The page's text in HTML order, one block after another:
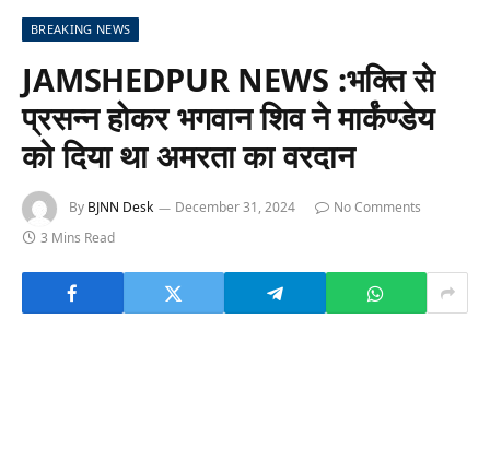
BREAKING NEWS
JAMSHEDPUR NEWS :भक्ति से
प्रसन्न होकर भगवान शिव ने मार्कंण्डेय
को दिया था अमरता का वरदान
By BJNN Desk December 31, 2024
No Comments
3 Mins Read